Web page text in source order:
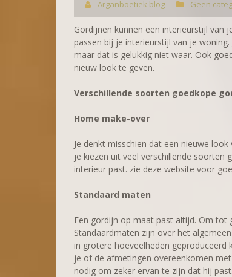
Arganboetiek blog Geen
Gordijnen kunnen een interieurstijl van
passen bij je interieurstijl van je
maar dat is gelukkig niet waar. Ook
nieuw look te geven.
Verschillende soorten goedkope
Home make-over
Je denkt misschien dat een nieuwe
je kiezen uit veel verschillende
interieur past. zie deze website voor
Standaard maten
Een gordijn op maat past altijd. Om
Standaardmaten zijn over het
in grotere hoeveelheden
je of de afmetingen overeenkomen
nodig om zeker ervan te zijn dat hij past.